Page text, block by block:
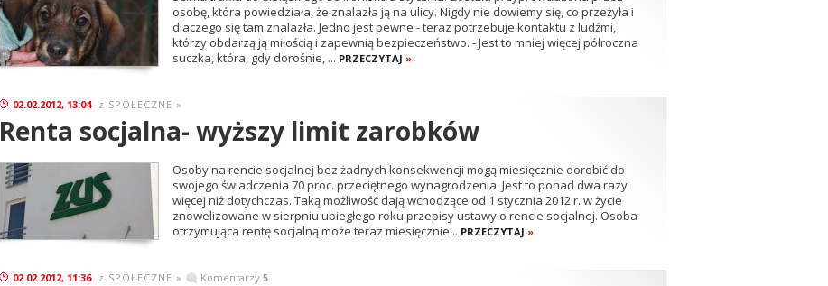
osobę, która powiedziała, że znalazła ją na ulicy. Nigdy nie dowiemy się, co przeżyła i
dlaczego się tam znalazła. Jedno jest pewne - teraz potrzebuje kontaktu z ludźmi,
którzy obdarzą ją miłością i zapewnią bezpieczeństwo. - Jest to mniej więcej półroczna
suczka, która, gdy dorośnie, ... PRZECZYTAJ »
02.02.2012, 13:04 z SPOŁECZNE »
Renta socjalna- wyższy limit zarobków
Osoby na rencie socjalnej bez żadnych konsekwencji mogą miesięcznie dorobić do
swojego świadczenia 70 proc. przeciętnego wynagrodzenia. Jest to ponad dwa razy
więcej niż dotychczas. Taką możliwość dają wchodzące od 1 stycznia 2012 r. w życie
znowelizowane w sierpniu ubiegłego roku przepisy ustawy o rencie socjalnej. Osoba
otrzymująca rentę socjalną może teraz miesięcznie... PRZECZYTAJ »
02.02.2012, 11:36 z SPOŁECZNE » Komentarzy 5